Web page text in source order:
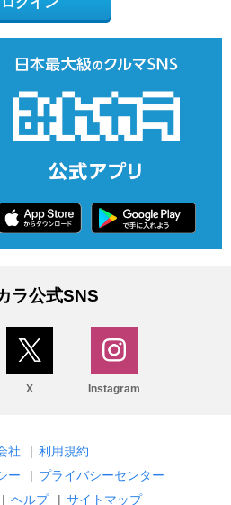
ラ公式SNS
X Instagram
社 | 利用規約
ー
| プライバシーセンター
| ヘルプ | サイトマップ